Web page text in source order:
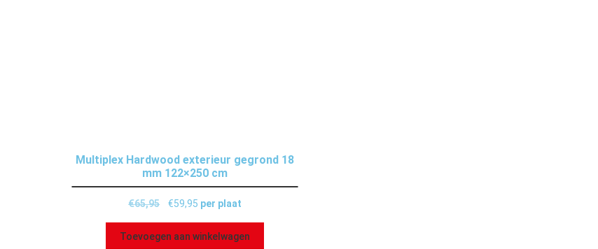
Multiplex Hardwood exterieur gegrond 18
mm 122×250 cm
€65,95 €59,95 per plaat
Toevoegen aan winkelwagen